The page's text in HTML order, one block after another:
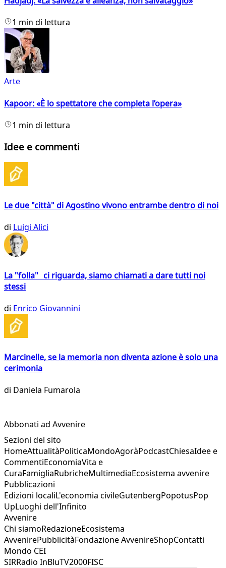
1 min di lettura
Arte
Kapoor: «È lo spettatore che completa l’opera»
1 min di lettura
Idee e commenti
Le due "città" di Agostino vivono entrambe dentro di noi
di Luigi Alici
La "folla" ci riguarda, siamo chiamati a dare tutti noi
stessi
di Enrico Giovannini
Marcinelle, se la memoria non diventa azione è solo una
cerimonia
di Daniela Fumarola
Abbonati ad Avvenire
Sezioni del sito
HomeAttualitàPoliticaMondoAgoràPodcastChiesaIdee e
CommentiEconomiaVita e
CuraFamigliaRubricheMultimediaEcosistema avvenire
Pubblicazioni
Edizioni localiL'economia civileGutenbergPopotusPop
UpLuoghi dell'Infinito
Avvenire
Chi siamoRedazioneEcosistema
AvvenirePubblicitàFondazione AvvenireShopContatti
Mondo CEI
SIRRadio InBluTV2000FISC